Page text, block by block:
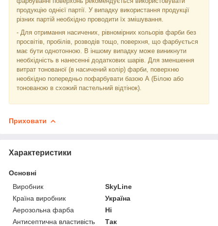
продукцію однієї партії. У випадку використання продукції
різних партій необхідно проводити їх змішування.
- Для отримання насичених, рівномірних кольорів фарби без
просвітів, пробілів, розводів тощо, поверхня, що фарбується
має бути однотонною. В іншому випадку може виникнути
необхідність в нанесенні додаткових шарів. Для зменшення
витрат тонованої (в насичений колір) фарби, поверхню
необхідно попередньо пофарбувати базою А (Білою або
тонованою в схожий пастельний відтінок).
Приховати
Характеристики
Основні
Виробник
SkyLine
Країна виробник
Україна
Аерозольна фарба
Ні
Антисептична властивість
Так